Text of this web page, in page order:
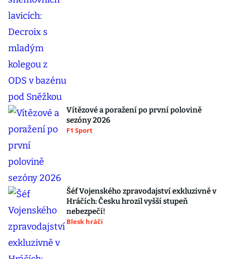
Vítězové a poražení po první polovině
sezóny 2026
F1 Sport
Šéf Vojenského zpravodajství exkluzivně v
Hráčích: Česku hrozil vyšší stupeň
nebezpečí!
Blesk hráči